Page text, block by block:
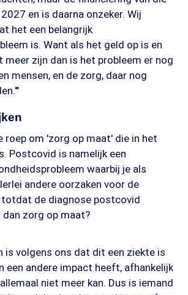
en is daarna onzeker. Wij
het een belangrijk
is. Want als het geld op is en
meer zijn dan is het probleem er nog
mensen, en de zorg, daar nog
roep om 'zorg op maat' die in het
Postcovid is namelijk een
waarbij je als
andere oorzaken voor de
de diagnose postcovid
zorg op maat?
is volgens ons dat dit een ziekte is
een andere impact heeft, afhankelijk
niet meer kan. Dus is iemand